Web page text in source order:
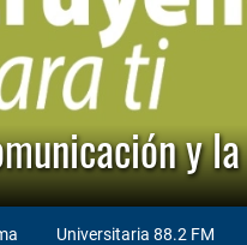
y
Universitaria 88.2 FM